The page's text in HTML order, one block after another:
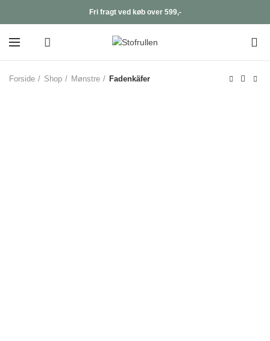
Fri fragt ved køb over 599,-
Forside Shop Mønstre Fadenkäfer